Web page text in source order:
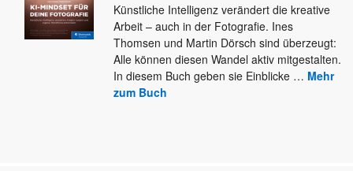
Künstliche Intelligenz verändert die kreative
Arbeit – auch in der Fotografie. Ines
Thomsen und Martin Dörsch sind überzeugt:
Alle können diesen Wandel aktiv mitgestalten.
In diesem Buch geben sie Einblicke … Mehr
zum Buch